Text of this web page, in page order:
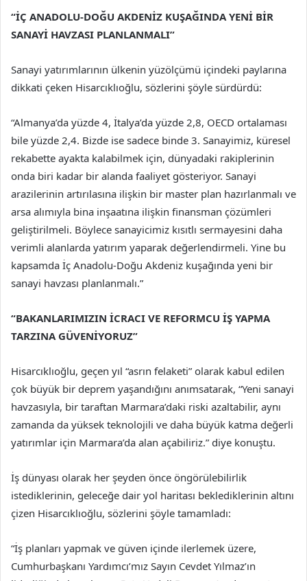
“İÇ ANADOLU-DOĞU AKDENİZ KUŞAĞINDA YENİ BİR
SANAYİ HAVZASI PLANLANMALI”
Sanayi yatırımlarının ülkenin yüzölçümü içindeki paylarına
dikkati çeken Hisarcıklıoğlu, sözlerini şöyle sürdürdü:
“Almanya’da yüzde 4, İtalya’da yüzde 2,8, OECD ortalaması
bile yüzde 2,4. Bizde ise sadece binde 3. Sanayimiz, küresel
rekabette ayakta kalabilmek için, dünyadaki rakiplerinin
onda biri kadar bir alanda faaliyet gösteriyor. Sanayi
arazilerinin artırılasına ilişkin bir master plan hazırlanmalı ve
arsa alımıyla bina inşaatına ilişkin finansman çözümleri
geliştirilmeli. Böylece sanayicimiz kısıtlı sermayesini daha
verimli alanlarda yatırım yaparak değerlendirmeli. Yine bu
kapsamda İç Anadolu-Doğu Akdeniz kuşağında yeni bir
sanayi havzası planlanmalı.”
“BAKANLARIMIZIN İCRACI VE REFORMCU İŞ YAPMA
TARZINA GÜVENİYORUZ”
Hisarcıklıoğlu, geçen yıl “asrın felaketi” olarak kabul edilen
çok büyük bir deprem yaşandığını anımsatarak, “Yeni sanayi
havzasıyla, bir taraftan Marmara’daki riski azaltabilir, aynı
zamanda da yüksek teknolojili ve daha büyük katma değerli
yatırımlar için Marmara’da alan açabiliriz.” diye konuştu.
İş dünyası olarak her şeyden önce öngörülebilirlik
istediklerinin, geleceğe dair yol haritası beklediklerinin altını
çizen Hisarcıklıoğlu, sözlerini şöyle tamamladı:
“İş planları yapmak ve güven içinde ilerlemek üzere,
Cumhurbaşkanı Yardımcı’mız Sayın Cevdet Yılmaz’ın